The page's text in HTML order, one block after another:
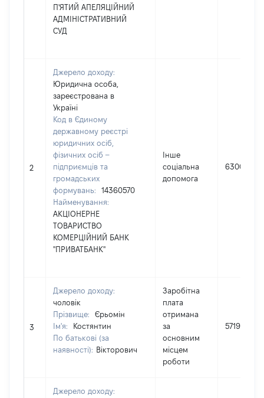
П'ЯТИЙ АПЕЛЯЦІЙНИЙ
АДМІНІСТРАТИВНИЙ
СУД
2
Джерело доходу:
Юридична особа,
зареєстрована в
Україні
Код в Єдиному
державному реєстрі
юридичних осіб,
фізичних осіб –
підприємців та
громадських
формувань:
14360570
Найменування:
АКЦІОНЕРНЕ
ТОВАРИСТВО
КОМЕРЦІЙНИЙ БАНК
"ПРИВАТБАНК"
Інше
соціальна
допомога
6300
3
Джерело доходу:
чоловік
Прізвище:
Єрьомін
Ім'я:
Костянтин
По батькові (за
наявності): Вікторович
Заробітна
плата
отримана
за
основним
місцем
роботи
571955
Джерело доходу: